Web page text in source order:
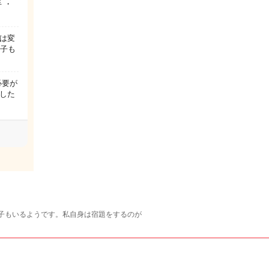
変
も
要が
た
もいるようです。私自身は宿題をするのが